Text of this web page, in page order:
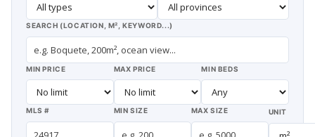
SEARCH (LOCATION, M², KEYWORD...)
MIN PRICE MAX PRICE MIN BEDS
MLS # MIN SIZE MAX SIZE UNIT